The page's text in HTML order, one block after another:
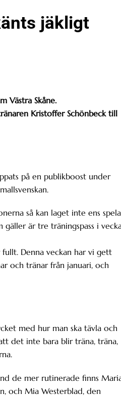
jäkligt
Västra Skåne.
Kristoffer Schönbeck till
på en publikboost under
så kan laget inte ens spela
är tre träningspass i
Denna veckan har vi gett
och tränar från januari, och
med hur man ska tävla och
det inte bara blir träna, träna,
de mer rutinerade finns
och Mia Westerblad, den